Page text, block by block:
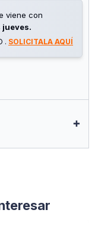
viene con
jueves.
. SOLICITALA AQUÍ